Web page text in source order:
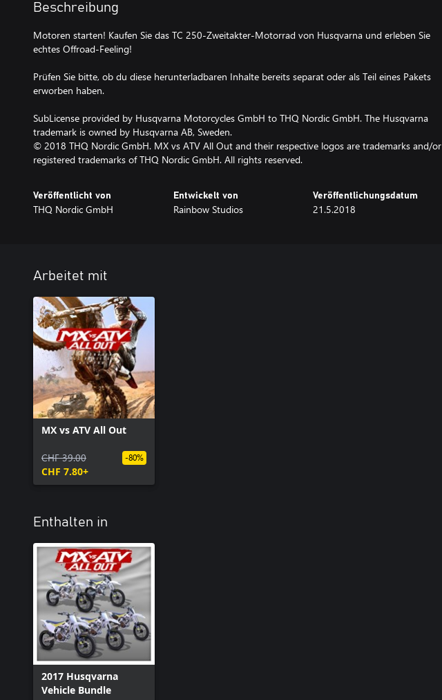
Beschreibung
Motoren starten! Kaufen Sie das TC 250-Zweitakter-Motorrad von Husqvarna und erleben Sie
echtes Offroad-Feeling!
Prüfen Sie bitte, ob du diese herunterladbaren Inhalte bereits separat oder als Teil eines Pakets
erworben haben.
SubLicense provided by Husqvarna Motorcycles GmbH to THQ Nordic GmbH. The Husqvarna
trademark is owned by Husqvarna AB, Sweden.
© 2018 THQ Nordic GmbH. MX vs ATV All Out and their respective logos are trademarks and/or
registered trademarks of THQ Nordic GmbH. All rights reserved.
Veröffentlicht von
THQ Nordic GmbH
Entwickelt von
Rainbow Studios
Veröffentlichungsdatum
21.5.2018
Arbeitet mit
MX vs ATV All Out
CHF 39.00
CHF 7.80+
-80%
Enthalten in
2017 Husqvarna
Vehicle Bundle